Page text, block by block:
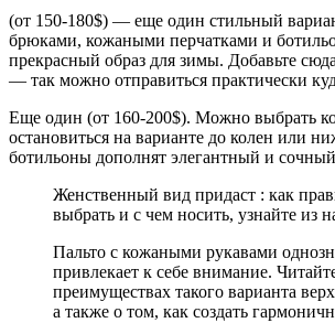
(от 150-180$) — еще один стильный
брюками, кожаными перчатками и
прекрасный образ для зимы. Добавьте
— так можно отправиться практически
Еще один (от 160-200$). Можно выбрать
остановиться на варианте до колен или
ботильоны дополнят элегантный и
Женственный вид придаст : как
выбрать и с чем носить, узнайте из
Пальто с кожаными рукавами
привлекает к себе внимание.
преимуществах такого варианта
а также о том, как создать